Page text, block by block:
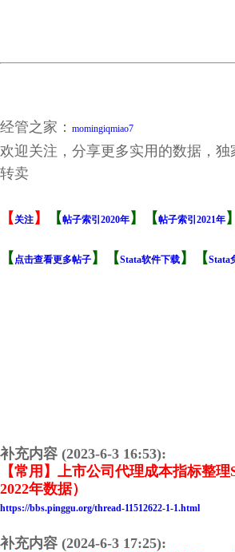
经管之家： momingiqmiao7
欢迎关注，分享更多实用的数据，独
转卖
【 关注 】 【帖子索引2020年 】【帖子索引2021年
【 点击查看更多帖子 】【Stata软件下载 】【Stata
补充内容 (2023-6-3 16:53):
【常用】上市公司代理成本指标整
2022年数据）
https://bbs.pinggu.org/thread-11512622-1-1.html
补充内容 (2024-6-3 17:25):